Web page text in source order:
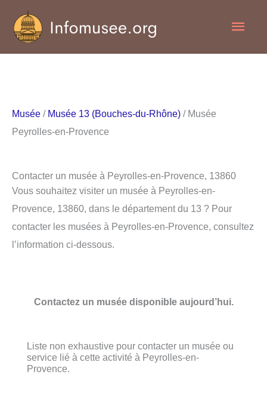
contenu
Musée / Musée 13 (Bouches-du-Rhône) / Musée
Peyrolles-en-Provence
Contacter un musée à Peyrolles-en-Provence, 13860
Vous souhaitez visiter un musée à Peyrolles-en-
Provence, 13860, dans le département du 13 ? Pour
contacter les musées à Peyrolles-en-Provence, consultez
l’information ci-dessous.
Contactez un musée disponible aujourd’hui.
Liste non exhaustive pour contacter un musée ou
service lié à cette activité à Peyrolles-en-
Provence.